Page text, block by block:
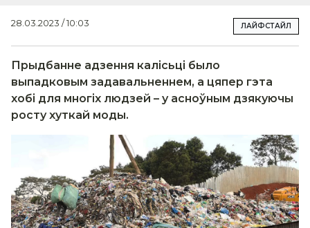
28.03.2023 / 10:03 ЛАЙФСТАЙЛ
Прыдбанне адзення калісьці было
выпадковым задавальненнем, а цяпер гэта
хобі для многіх людзей – у асноўным дзякуючы
росту хуткай моды.